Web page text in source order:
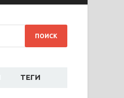
ТЕГИ